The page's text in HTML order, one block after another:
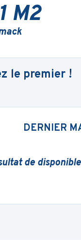
M2
le premier !
DERNIER
de